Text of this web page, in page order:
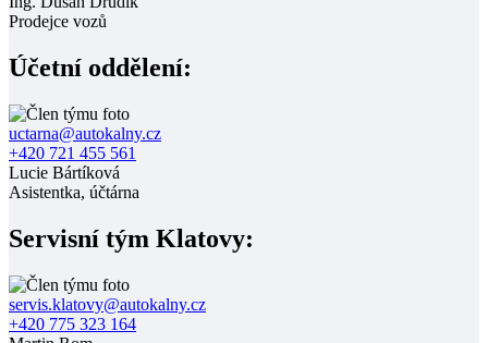
Prodejce vozů
Účetní oddělení:
uctarna@autokalny.cz
+420 721 455 561
Lucie Bártíková
Asistentka, účtárna
Servisní tým Klatovy:
servis.klatovy@autokalny.cz
+420 775 323 164